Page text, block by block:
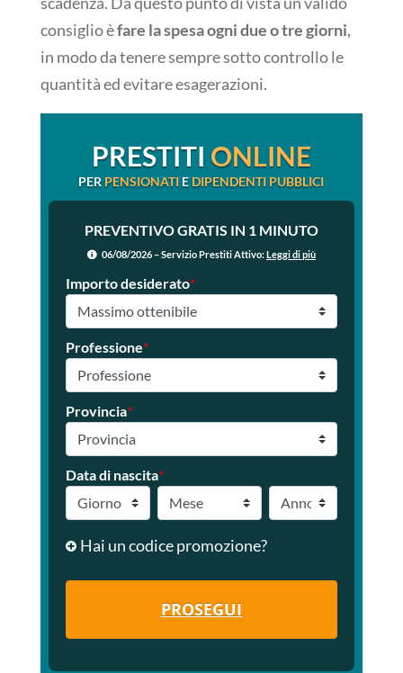
consiglio èfare la spesa ogni due o tre giorni,
in modo da tenere sempre sotto controllo le
quantità ed evitare esagerazioni.
PRESTITI ONLINE
PER PENSIONATI E DIPENDENTI PUBBLICI
PREVENTIVO GRATIS IN 1 MINUTO
06/08/2026 – Servizio Prestiti Attivo:Leggi di più
Importo desiderato*
Professione*
Provincia*
Data di nascita*
Hai un codice promozione?
PROSEGUI